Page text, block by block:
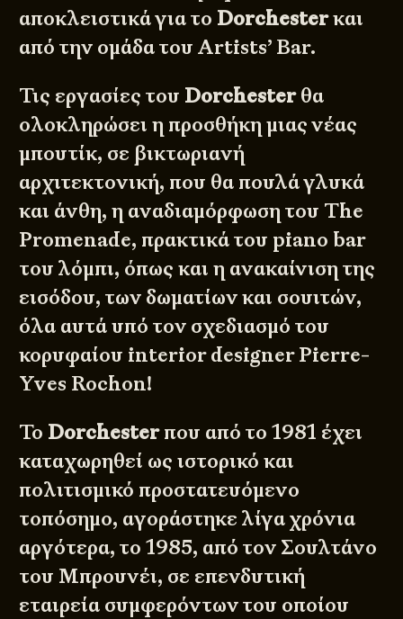
αποκλειστικά για το Dorchesterκαι
από την ομάδα του Artists’ Bar.
Τις εργασίες του Dorchesterθα
ολοκληρώσει η προσθήκη μιας νέας
μπουτίκ, σε βικτωριανή
αρχιτεκτονική, που θα πουλά γλυκά
και άνθη, η αναδιαμόρφωση του The
Promenade, πρακτικά του piano bar
του λόμπι, όπως και η ανακαίνιση της
εισόδου, των δωματίων και σουιτών,
όλα αυτά υπό τον σχεδιασμό του
κορυφαίου interior designer Pierre-
Yves Rochon!
Το Dorchesterπου από το 1981 έχει
καταχωρηθεί ως ιστορικό και
πολιτισμικό προστατευόμενο
τοπόσημο, αγοράστηκε λίγα χρόνια
αργότερα, το 1985, από τον Σουλτάνο
του Μπρουνέι, σε επενδυτική
εταιρεία συμφερόντων του οποίου